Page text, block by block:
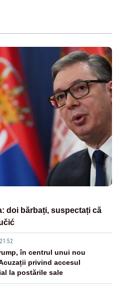
doi bărbați, suspectați că
în centrul unui nou
privind accesul
la postările sale